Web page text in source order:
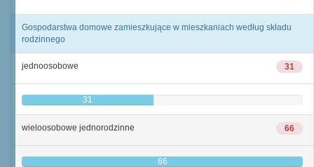
Gospodarstwa domowe zamieszkujące w mieszkaniach według składu
rodzinnego
31
jednoosobowe
31
66
wieloosobowe jednorodzinne
66